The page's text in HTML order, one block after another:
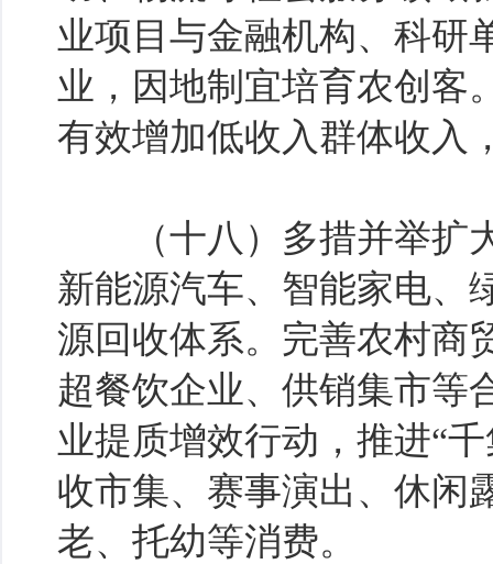
业项目与金融机构、科研
业，因地制宜培育农创客
有效增加低收入群体收入
（十八）多措并举扩大
新能源汽车、智能家电、
源回收体系。完善农村商
超餐饮企业、供销集市等
业提质增效行动，推进“
收市集、赛事演出、休闲
老、托幼等消费。